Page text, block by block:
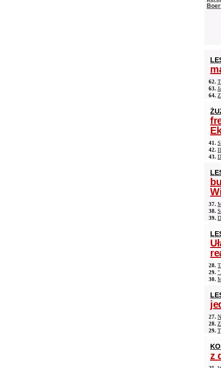
62.
63.
64.
41.
42.
43.
37.
38.
39.
28.
29.
30.
27.
28.
29.
z